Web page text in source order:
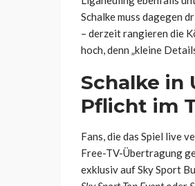
Schalke muss dagegen
– derzeit rangieren die
hoch, denn „kleine
Schalke in
Pflicht im
Fans, die das Spiel live
Free-TV-Übertragung
exklusiv auf Sky Sport